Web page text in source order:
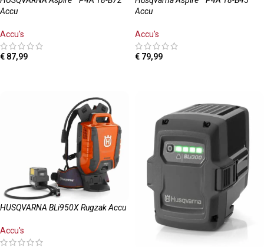
Accu
Accu's
€ 87,99
Accu
Accu's
€ 79,99
HUSQVARNA BLi950X Rugzak Accu
Accu's